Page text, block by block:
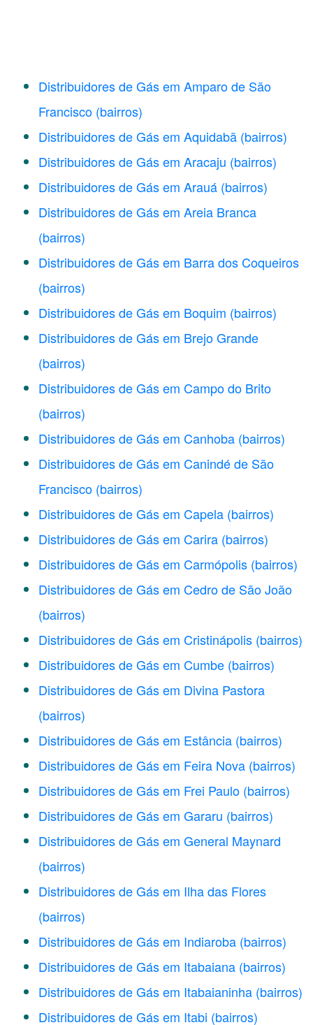
Distribuidores de Gás em Amparo de São
Francisco (bairros)
Distribuidores de Gás em Aquidabã (bairros)
Distribuidores de Gás em Aracaju (bairros)
Distribuidores de Gás em Arauá (bairros)
Distribuidores de Gás em Areia Branca
(bairros)
Distribuidores de Gás em Barra dos Coqueiros
(bairros)
Distribuidores de Gás em Boquim (bairros)
Distribuidores de Gás em Brejo Grande
(bairros)
Distribuidores de Gás em Campo do Brito
(bairros)
Distribuidores de Gás em Canhoba (bairros)
Distribuidores de Gás em Canindé de São
Francisco (bairros)
Distribuidores de Gás em Capela (bairros)
Distribuidores de Gás em Carira (bairros)
Distribuidores de Gás em Carmópolis (bairros)
Distribuidores de Gás em Cedro de São João
(bairros)
Distribuidores de Gás em Cristinápolis (bairros)
Distribuidores de Gás em Cumbe (bairros)
Distribuidores de Gás em Divina Pastora
(bairros)
Distribuidores de Gás em Estância (bairros)
Distribuidores de Gás em Feira Nova (bairros)
Distribuidores de Gás em Frei Paulo (bairros)
Distribuidores de Gás em Gararu (bairros)
Distribuidores de Gás em General Maynard
(bairros)
Distribuidores de Gás em Ilha das Flores
(bairros)
Distribuidores de Gás em Indiaroba (bairros)
Distribuidores de Gás em Itabaiana (bairros)
Distribuidores de Gás em Itabaianinha (bairros)
Distribuidores de Gás em Itabi (bairros)